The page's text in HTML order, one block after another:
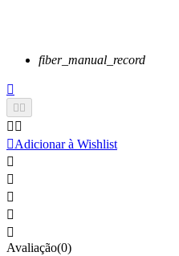
fiber_manual_record

 
 
Adicionar à Wishlist





Avaliação(0)